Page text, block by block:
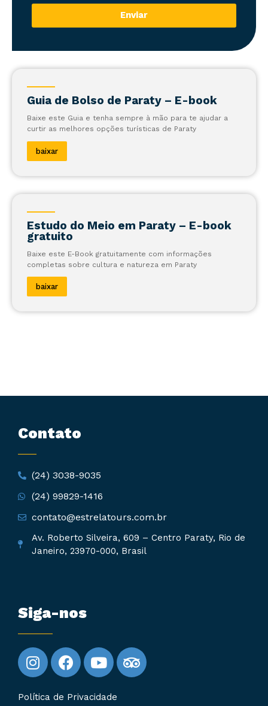
Enviar
Guia de Bolso de Paraty – E-book
Baixe este Guia e tenha sempre à mão para te ajudar a
curtir as melhores opções turísticas de Paraty
baixar
Estudo do Meio em Paraty – E-book
gratuito
Baixe este E-Book gratuitamente com informações
completas sobre cultura e natureza em Paraty
baixar
Contato
(24) 3038-9035
(24) 99829-1416
contato@estrelatours.com.br
Av. Roberto Silveira, 609 – Centro Paraty, Rio de
Janeiro, 23970-000, Brasil
Siga-nos
Política de Privacidade